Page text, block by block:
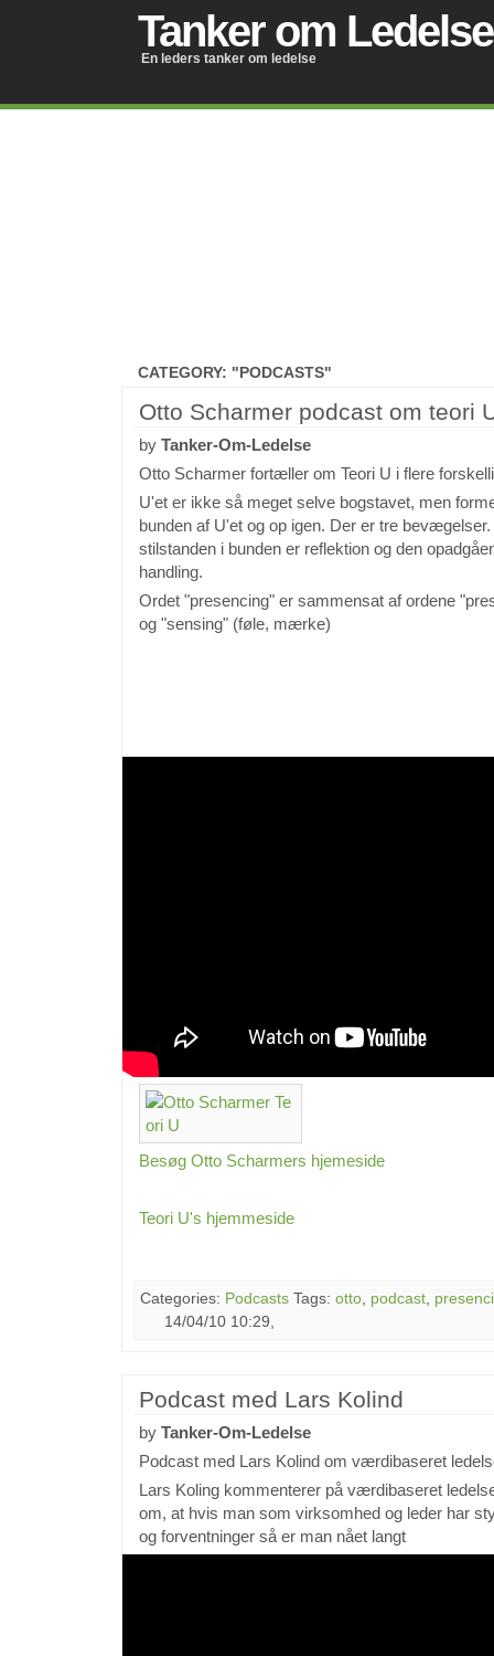
Tanker om Ledelse
En leders tanker om ledelse
CATEGORY: "PODCASTS"
Otto Scharmer podcast om teori
by Tanker-Om-Ledelse
Otto Scharmer fortæller om Teori U i flere
U'et er ikke så meget selve bogstavet, men
bunden af U'et og op igen. Der er tre
stilstanden i bunden er reflektion og den
handling.
Ordet "presencing" er sammensat af ordene
og "sensing" (føle, mærke)
Besøg Otto Scharmers hjemeside
Teori U's hjemmeside
Categories: Podcasts Tags: otto podcast
14/04/10 10:29,
Podcast med Lars Kolind
by Tanker-Om-Ledelse
Podcast med Lars Kolind om værdibaseret
Lars Koling kommenterer på værdibaseret
om, at hvis man som virksomhed og leder har
og forventninger så er man nået langt